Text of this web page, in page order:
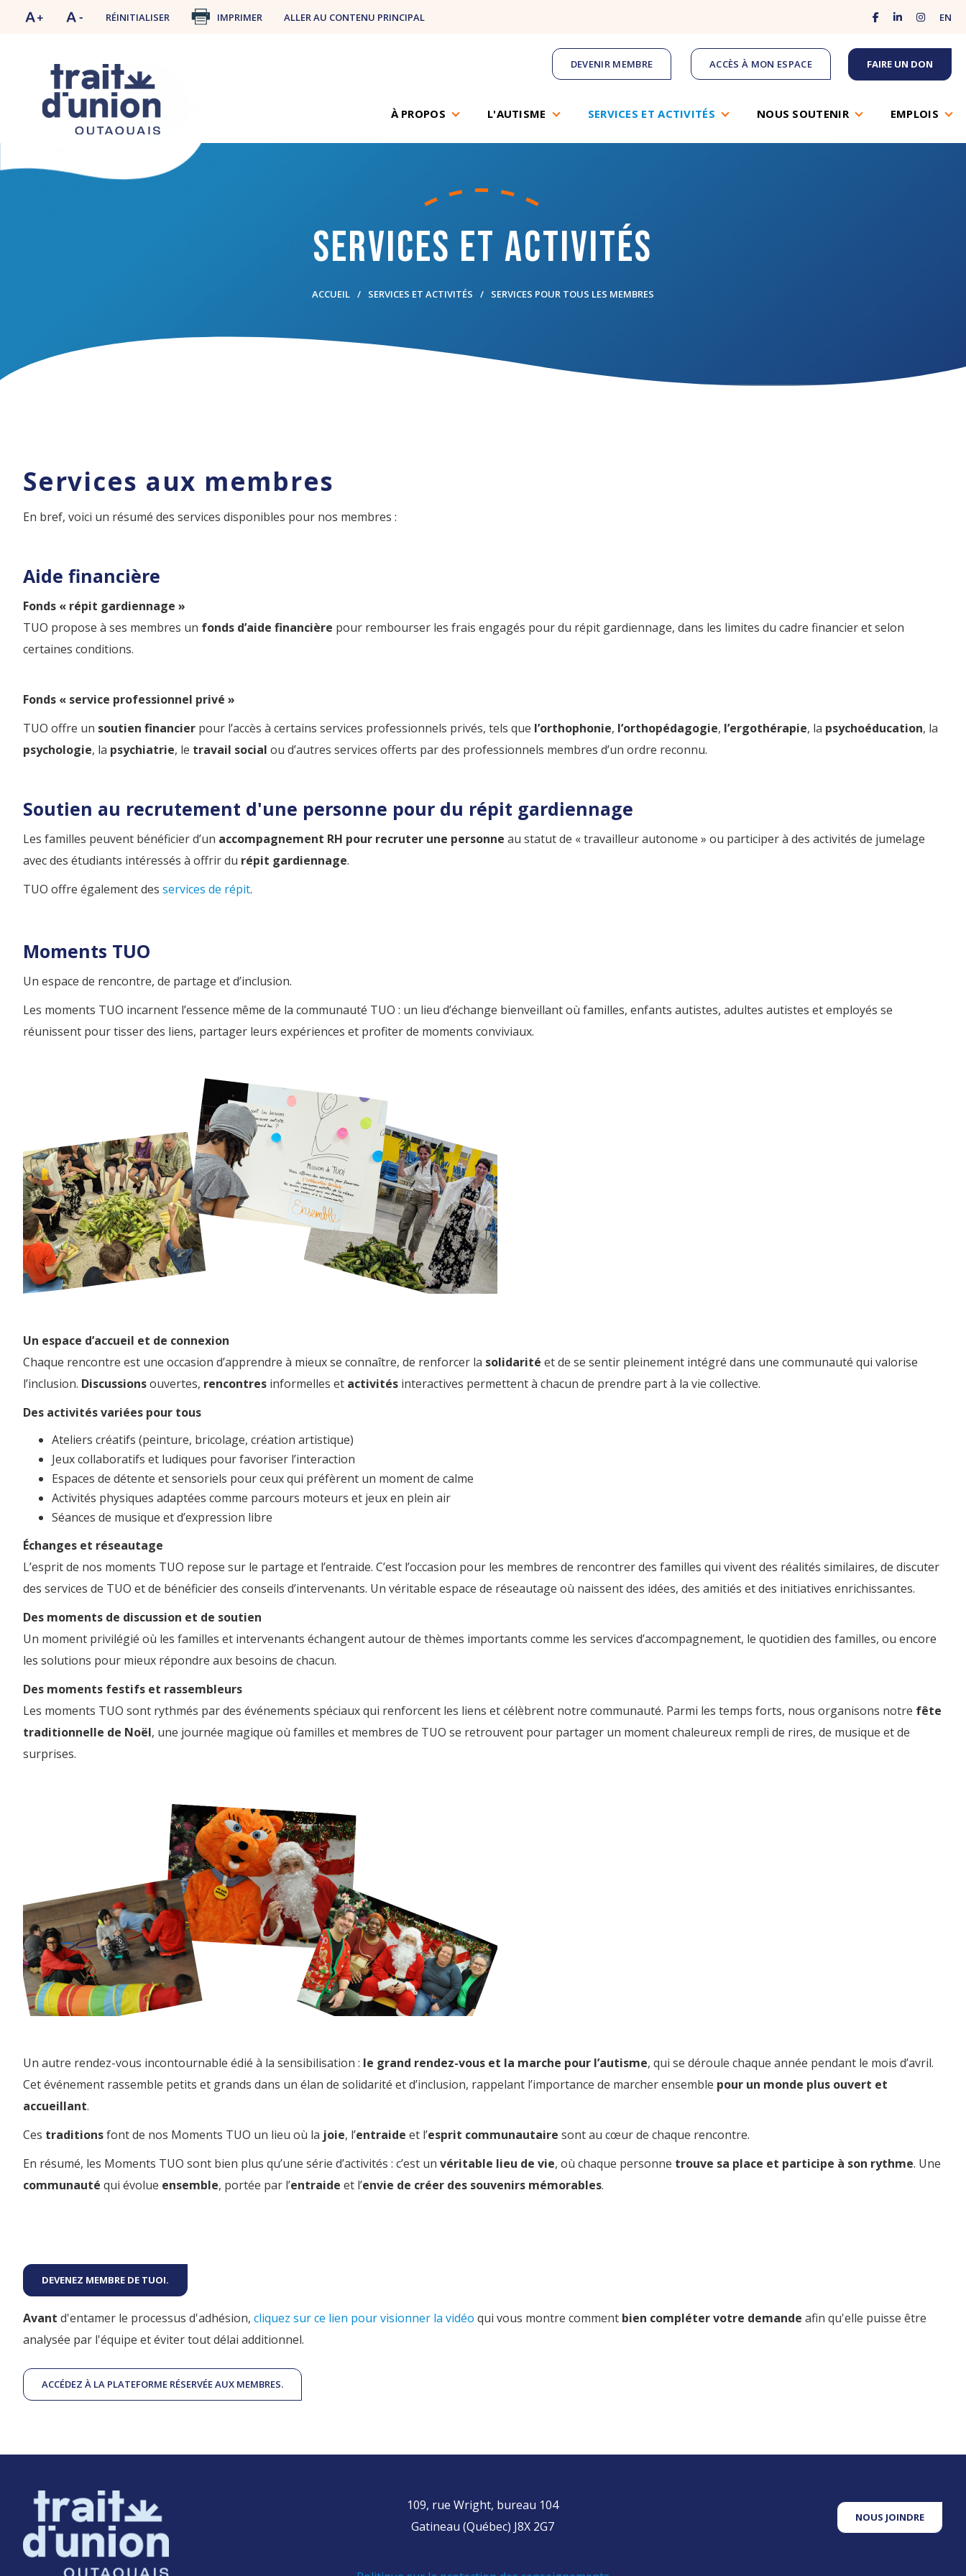
RÉINITIALISER IMPRIMER ALLER AU CONTENU PRINCIPAL facebooklinkedininstagram
EN
DEVENIR MEMBRE ACCÈS À MON ESPACE FAIRE UN DON
À PROPOS L'AUTISME SERVICES ET ACTIVITÉS NOUS SOUTENIR EMPLOIS
Services et activités
ACCUEIL SERVICES ET ACTIVITÉS SERVICES POUR TOUS LES MEMBRES
Services aux membres
En bref, voici un résumé des services disponibles pour nos membres :
Aide financière
Fonds « répit gardiennage »
TUO propose à ses membres un fonds d’aide financière pour rembourser les frais engagés pour du répit gardiennage, dans les limites du cadre financier et selon
certaines conditions.
Fonds « service professionnel privé »
TUO offre un soutien financier pour l’accès à certains services professionnels privés, tels que l’orthophonie, l’orthopédagogie, l’ergothérapie, la psychoéducation, la
psychologie, la psychiatrie, le travail social ou d’autres services offerts par des professionnels membres d’un ordre reconnu.
Soutien au recrutement d'une personne pour du répit gardiennage
Les familles peuvent bénéficier d’un accompagnement RH pour recruter une personne au statut de « travailleur autonome » ou participer à des activités de jumelage
avec des étudiants intéressés à offrir du répit gardiennage.
TUO offre également des services de répit.
Moments TUO
Un espace de rencontre, de partage et d’inclusion.
Les moments TUO incarnent l’essence même de la communauté TUO : un lieu d’échange bienveillant où familles, enfants autistes, adultes autistes et employés se
réunissent pour tisser des liens, partager leurs expériences et profiter de moments conviviaux.
Un espace d’accueil et de connexion
Chaque rencontre est une occasion d’apprendre à mieux se connaître, de renforcer la solidarité et de se sentir pleinement intégré dans une communauté qui valorise
l’inclusion. Discussionsouvertes, rencontres informelles et activités interactives permettent à chacun de prendre part à la vie collective.
Des activités variées pour tous
Ateliers créatifs (peinture, bricolage, création artistique)
Jeux collaboratifs et ludiques pour favoriser l’interaction
Espaces de détente et sensoriels pour ceux qui préfèrent un moment de calme
Activités physiques adaptées comme parcours moteurs et jeux en plein air
Séances de musique et d’expression libre
Échanges et réseautage
L’esprit de nos moments TUO repose sur le partage et l’entraide. C’est l’occasion pour les membres de rencontrer des familles qui vivent des réalités similaires, de discuter
des services de TUO et de bénéficier des conseils d’intervenants. Un véritable espace de réseautage où naissent des idées, des amitiés et des initiatives enrichissantes.
Des moments de discussion et de soutien
Un moment privilégié où les familles et intervenants échangent autour de thèmes importants comme les services d’accompagnement, le quotidien des familles, ou encore
les solutions pour mieux répondre aux besoins de chacun.
Des moments festifs et rassembleurs
Les moments TUO sont rythmés par des événements spéciaux qui renforcent les liens et célèbrent notre communauté. Parmi les temps forts, nous organisons notre fête
traditionnelle de Noël, une journée magique où familles et membres de TUO se retrouvent pour partager un moment chaleureux rempli de rires, de musique et de
surprises.
Un autre rendez-vous incontournable édié à la sensibilisation : le grand rendez-vous et la marche pour l’autisme, qui se déroule chaque année pendant le mois d’avril.
Cet événement rassemble petits et grands dans un élan de solidarité et d’inclusion, rappelant l’importance de marcher ensemble pour un monde plus ouvert et
accueillant.
Ces traditionsfont de nos Moments TUO un lieu où la joie, l’entraide et l’esprit communautaire sont au cœur de chaque rencontre.
En résumé, les Moments TUO sont bien plus qu’une série d’activités : c’est un véritable lieu de vie, où chaque personne trouve sa place et participe à son rythme. Une
communauté qui évolue ensemble, portée par l’entraide et l’envie de créer des souvenirs mémorables.
DEVENEZ MEMBRE DE TUOI.
Avant d'entamer le processus d'adhésion, cliquez sur ce lien pour visionner la vidéo qui vous montre comment bien compléter votre demande afin qu'elle puisse être
analysée par l'équipe et éviter tout délai additionnel.
ACCÉDEZ À LA PLATEFORME RÉSERVÉE AUX MEMBRES.
109, rue Wright, bureau 104
Gatineau (Québec) J8X 2G7
NOUS JOINDRE